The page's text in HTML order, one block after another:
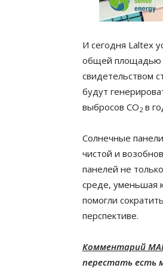
И сегодня Laltex
общей площадью
свидетельством
будут
выбросов CO2 в
Солнечные
чистой и
панелей не
среде, уменьшая
помогли
перспективе.
Комментарий
перестать есть